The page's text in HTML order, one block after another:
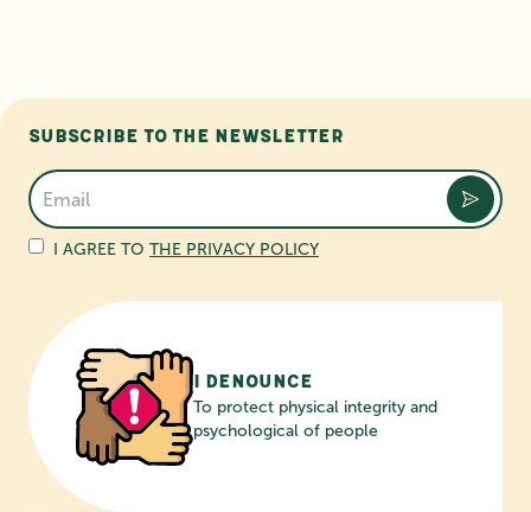
Subscribe to the newsletter
I AGREE TO THE PRIVACY POLICY
I denounce
To protect physical integrity and
psychological of people